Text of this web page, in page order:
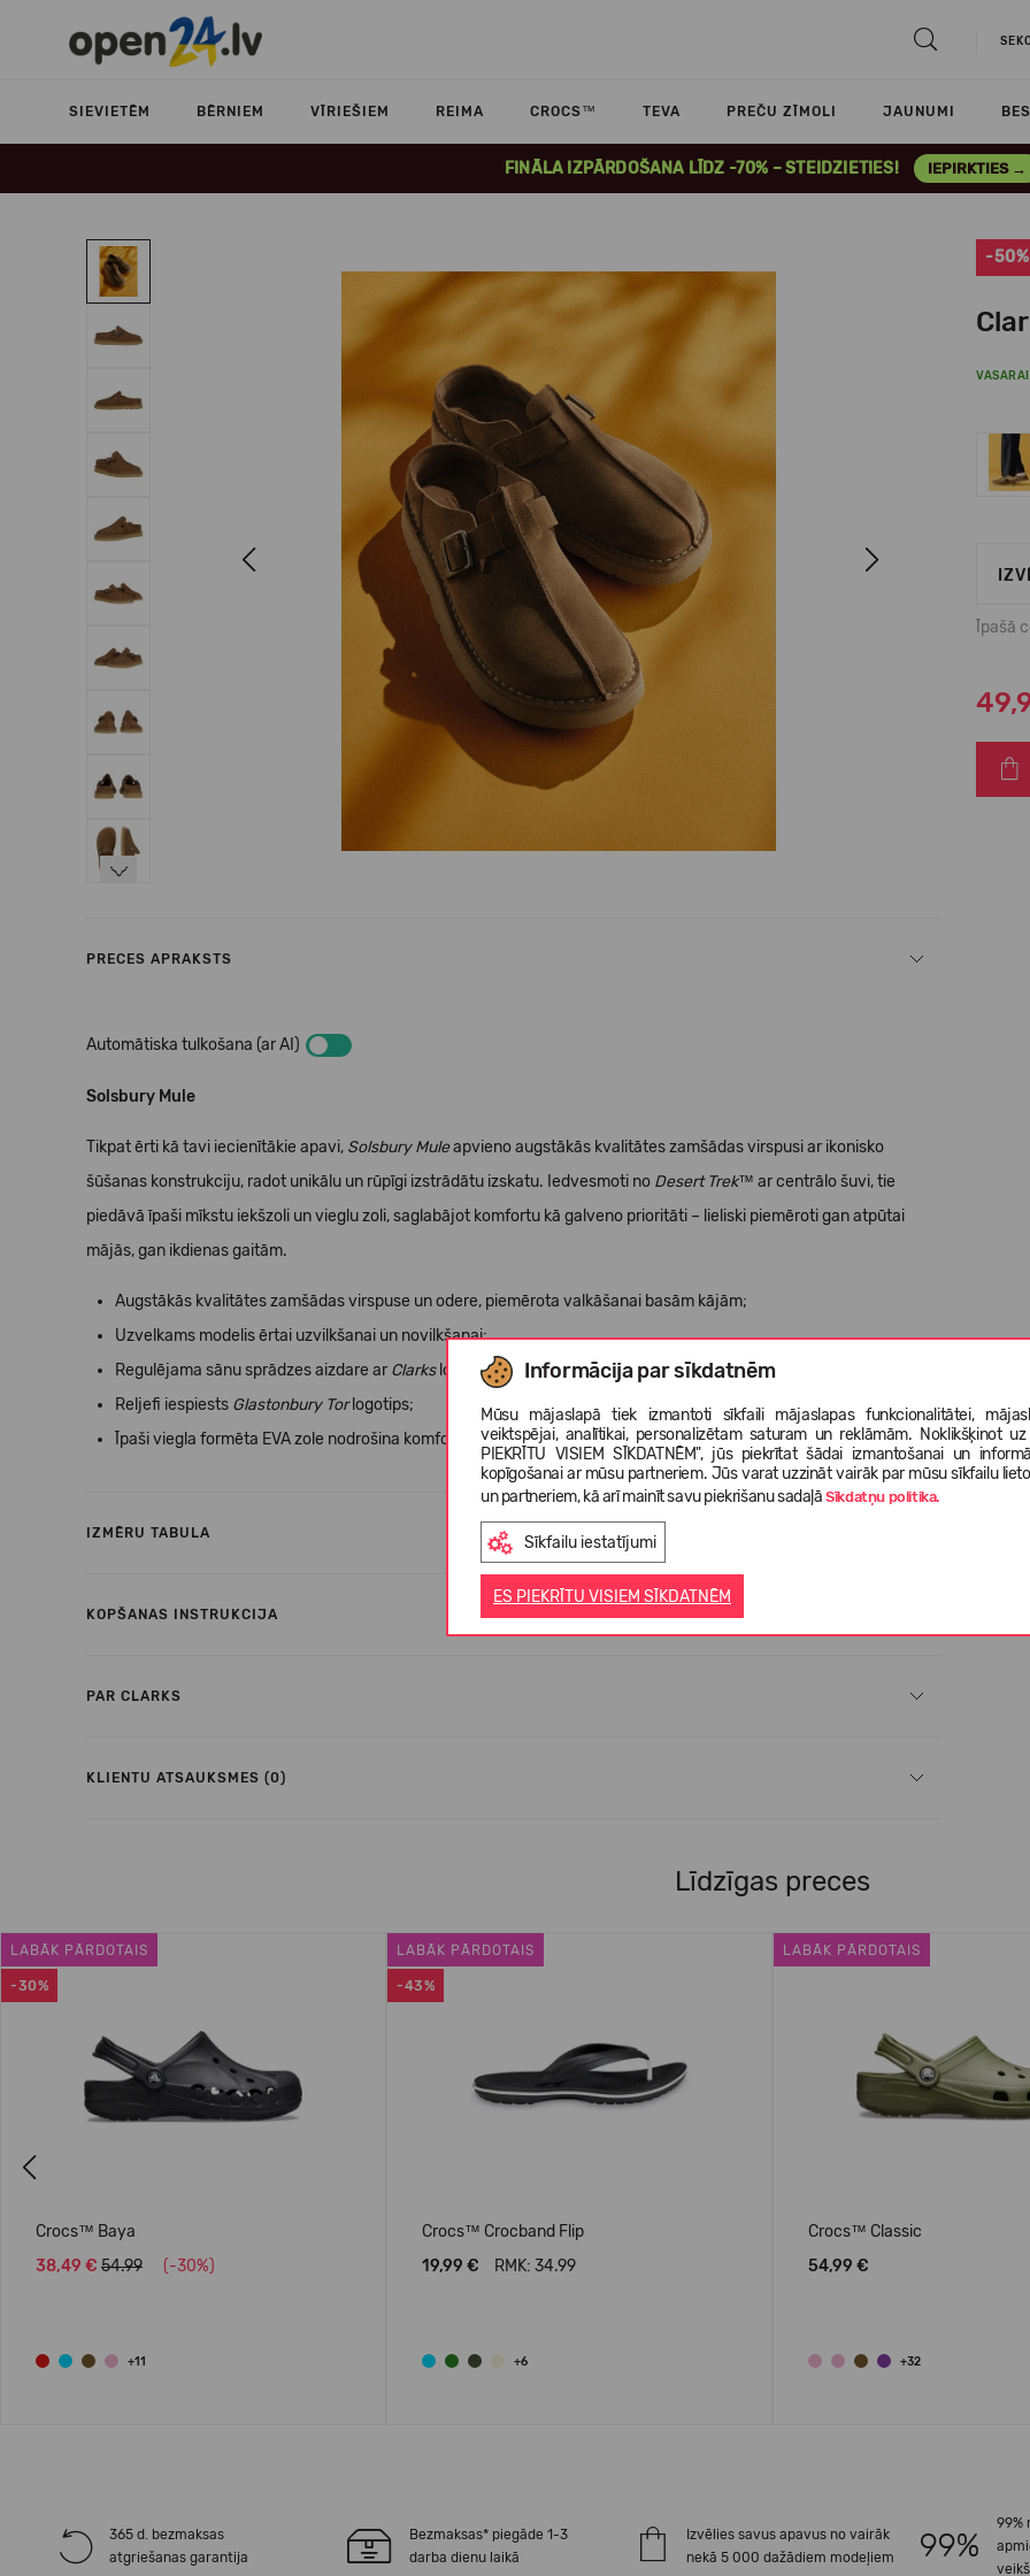
SIEVIETĒM BĒRNIEM VĪRIEŠIEM REIMA CROCS™ TEVA PREČU ZĪMOLI JAUNUMI
FINĀLA IZPĀRDOŠANA LĪDZ -70% – STEIDZIETIES! IEPIRKTIES →
Informācija par sīkdatnēm
Mūsu mājaslapā tiek izmantoti sīkfaili mājaslapas funkcionalitātei,
veiktspējai, analītikai, personalizētam saturam un reklāmām. Noklikšķinot
PIEKRĪTU VISIEM SĪKDATNĒM", jūs piekrītat šādai izmantošanai un
kopīgošanai ar mūsu partneriem. Jūs varat uzzināt vairāk par mūsu sīkfailu
un partneriem, kā arī mainīt savu piekrišanu sadaļāSīkdatņu politika.
Sīkfailu iestatījumi
ES PIEKRĪTU VISIEM SĪKDATNĒM
Next
Next
-50%
VASARAI
Īpašā
PRECES APRAKSTS
Automātiska tulkošana (ar AI)
Solsbury Mule
Tikpat ērti kā tavi iecienītākie apavi, Solsbury Muleapvieno augstākās kvalitātes zamšādas virspusi ar ikonisko
šūšanas konstrukciju, radot unikālu un rūpīgi izstrādātu izskatu. Iedvesmoti no Desert Trek™ ar centrālo šuvi, tie
piedāvā īpaši mīkstu iekšzoli un vieglu zoli, saglabājot komfortu kā galveno prioritāti – lieliski piemēroti gan atpūtai
mājās, gan ikdienas gaitām.
Augstākās kvalitātes zamšādas virspuse un odere, piemērota valkāšanai basām kājām;
Uzvelkams modelis ērtai uzvilkšanai un novilkšanai;
Regulējama sānu sprādzes aizdare ar Clarkslogotipu nodrošina drošu un pielāgotu piegulšanu;
Reljefi iespiests Glastonbury Torlogotips;
Īpaši viegla formēta EVA zole nodrošina komfortu visas dienas garumā.
IZMĒRU TABULA
KOPŠANAS INSTRUKCIJA
PAR CLARKS
KLIENTU ATSAUKSMES (0)
Līdzīgas preces
-30%
LABĀK PĀRDOTAIS
Crocs™ Baya
38,49 € 54.99 (-30%)
+11
-43%
LABĀK PĀRDOTAIS
Crocs™ Crocband Flip
19,99 €
RMK: 34.99
+6
LABĀK PĀRDOTAIS
Crocs™ Classic
54,99 €
+32
365 d. bezmaksas
atgriešanas garantija
Bezmaksas* piegāde 1-3
darba dienu laikā
Izvēlies savus apavus no vairāk
nekā 5 000 dažādiem modeļiem
99%